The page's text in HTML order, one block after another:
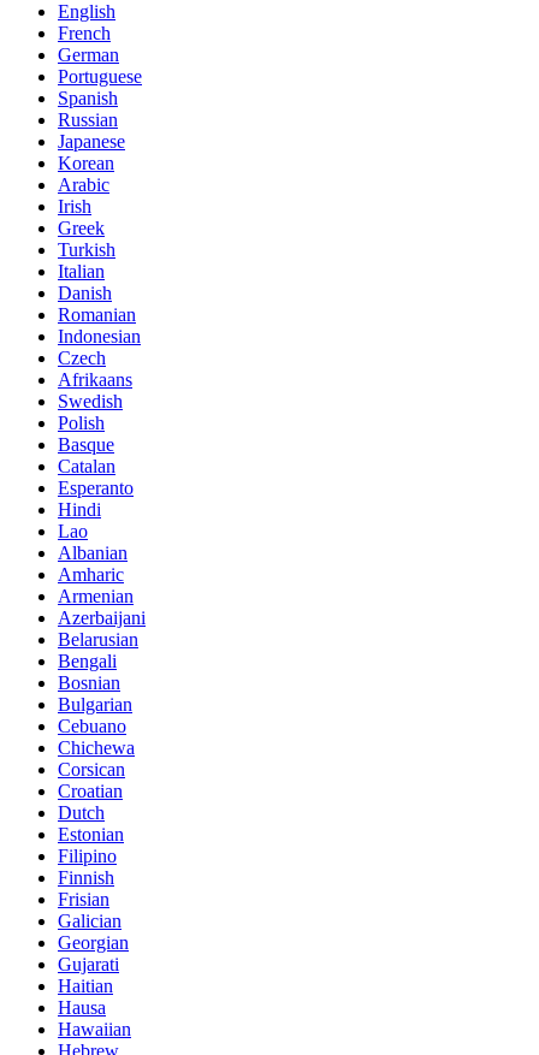
English
French
German
Portuguese
Spanish
Russian
Japanese
Korean
Arabic
Irish
Greek
Turkish
Italian
Danish
Romanian
Indonesian
Czech
Afrikaans
Swedish
Polish
Basque
Catalan
Esperanto
Hindi
Lao
Albanian
Amharic
Armenian
Azerbaijani
Belarusian
Bengali
Bosnian
Bulgarian
Cebuano
Chichewa
Corsican
Croatian
Dutch
Estonian
Filipino
Finnish
Frisian
Galician
Georgian
Gujarati
Haitian
Hausa
Hawaiian
Hebrew